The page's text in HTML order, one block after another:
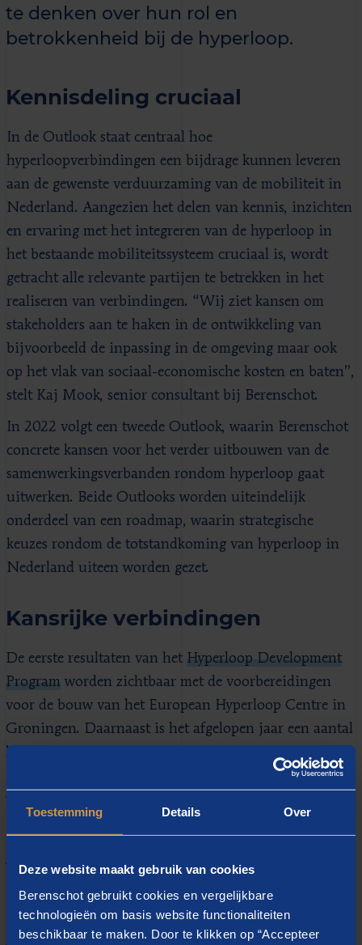
Toestemming Details Over
Deze website maakt gebruik van cookies
Berenschot gebruikt cookies en vergelijkbare
technologieën om basis website functionaliteiten
beschikbaar te maken. Door te klikken op “Accepteer
te denken over hun rol en
betrokkenheid bij de hyperloop.
Kennisdeling cruciaal
In de Outlook staat centraal hoe
hyperloopverbindingen een bijdrage kunnen leveren
aan de gewenste verduurzaming van de mobiliteit in
Nederland. Aangezien het delen van kennis, inzichten
en ervaring met het integreren van de hyperloop in
het bestaande mobiliteitssysteem cruciaal is, wordt
getracht alle relevante partijen te betrekken in het
realiseren van verbindingen. “Wij ziet kansen om
stakeholders aan te haken in de ontwikkeling van
bijvoorbeeld de inpassing in de omgeving maar ook
op het vlak van sociaal-economische kosten en baten”,
stelt Kaj Mook, senior consultant bij Berenschot.
In 2022 volgt een tweede Outlook, waarin Berenschot
concrete kansen voor het verder uitbouwen van de
samenwerkingsverbanden rondom hyperloop gaat
uitwerken. Beide Outlooks worden uiteindelijk
onderdeel van een roadmap, waarin strategische
keuzes rondom de totstandkoming van hyperloop in
Nederland uiteen worden gezet.
Kansrijke verbindingen
De eerste resultaten van het Hyperloop Development
Program worden zichtbaar met de voorbereidingen
voor de bouw van het European Hyperloop Centre in
Groningen. Daarnaast is het afgelopen jaar een aantal
kansrijke verbindingen voor commerciële exploitatie
geïdentificeerd: de zogenaamde ‘high potential routes’,
waaronder Amsterdam – Berlijn en de Cargo
Hyperloop Greenports Connection.
Aansluiting op nationaal en
Europese ambities
Metdeze Outlook dragen we direct bij aan het action